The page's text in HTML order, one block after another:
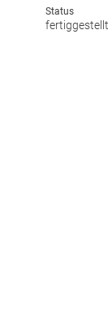
Status
fertiggestellt